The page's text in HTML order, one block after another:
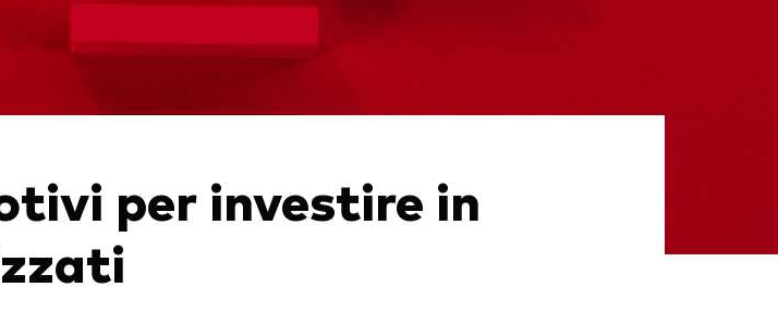
per investire in